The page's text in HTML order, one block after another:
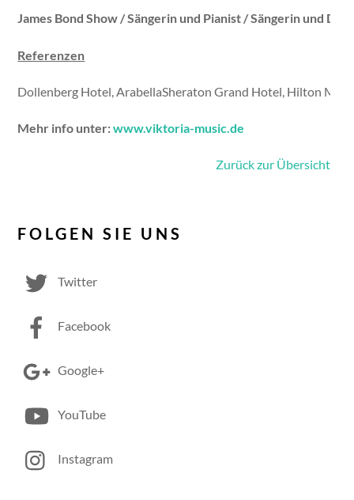
James Bond Show / Sängerin und Pianist / Sängerin und DJ
Referenzen
Dollenberg Hotel, ArabellaSheraton Grand Hotel, Hilton
Mehr info unter:www.viktoria-music.de
Zurück zur Übersicht
FOLGEN SIE UNS
Twitter
Facebook
Google+
YouTube
Instagram